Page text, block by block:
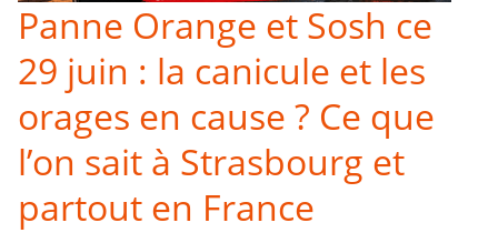
Panne Orange et Sosh ce
29 juin : la canicule et les
orages en cause ? Ce que
l’on sait à Strasbourg et
partout en France